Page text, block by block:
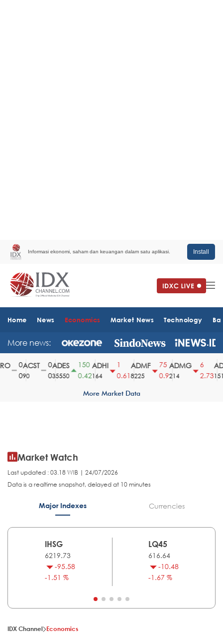
Informasi ekonomi, saham dan keuangan dalam satu aplikasi. Install
Home News Economics Market News Technology
More news:
ACST
90
ADES
35550
150
0.42
ADHI
164
0.61
ADMF
8225
75
0.9
ADMG
214
2.731510
More Market Data
Market Watch
Last updated : 03.18 WIB | 24/07/2026
Data is a realtime snapshot, delayed at 10 minutes
Major Indexes Currencies
IHSG
6219.73
-95.58
-1.51 %
LQ45
616.64
-10.48
-1.67 %
IDX Channel Economics